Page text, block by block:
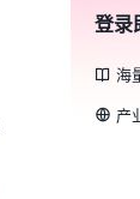
登录
海
产